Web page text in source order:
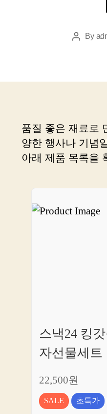
PostBy
품질 좋은 재료로
양한 행사나 기념
아래 제품 목록을
스낵24 킹
자선물세트
22,500원
SALE 초특가